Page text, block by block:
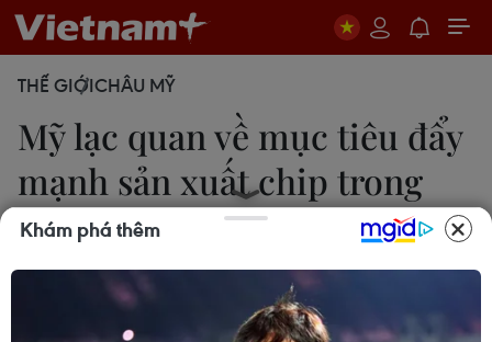
THẾ GIỚICHÂU MỸ
Mỹ lạc quan về mục tiêu đẩy
mạnh sản xuất chip trong
nước
27/02/2024 22:09
Khám phá thêm